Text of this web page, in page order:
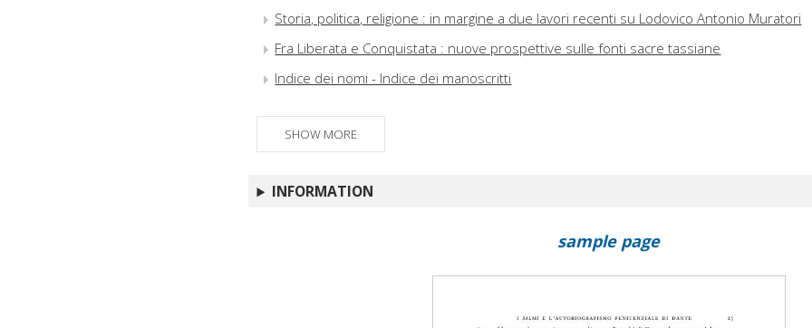
Storia, politica, religione : in margine a due lavori recenti su Lodovico Antonio Muratori
Fra Liberata e Conquistata : nuove prospettive sulle fonti sacre tassiane
Indice dei nomi - Indice dei manoscritti
SHOW MORE
INFORMATION
sample page